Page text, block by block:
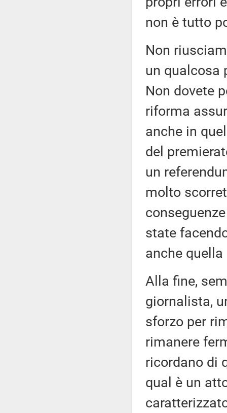
non è tutto
Non
un qualcosa
Non dovete
riforma
anche in
del
un
molto
state
anche
Alla fine,
giornalista,
sforzo per
rimanere
ricordano di
qual è un